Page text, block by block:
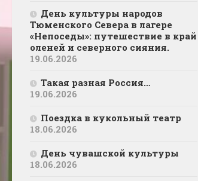
День культуры народов
Тюменского Севера в лагере
«Непоседы»: путешествие в край
оленей и северного сияния.
19.06.2026
Такая разная Россия…
19.06.2026
Поездка в кукольный театр
18.06.2026
День чувашской культуры
18.06.2026